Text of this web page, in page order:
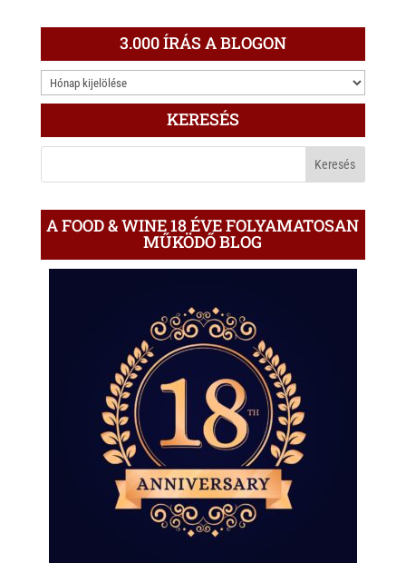
3.000 ÍRÁS A BLOGON
3.000
ÍRÁS
KERESÉS
A FOOD & WINE 18 ÉVE FOLYAMATOSAN
MŰKÖDŐ BLOG